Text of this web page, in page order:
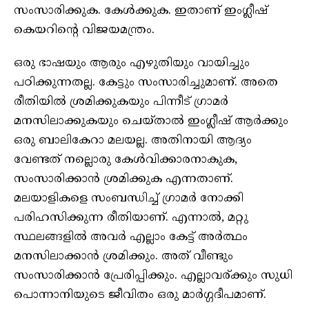
സംസാരിക്കുക. കേൾക്കുക. ഇതാണ് ഇംഗ്ലീഷ്
കെയറിന്റെ വിജയമന്ത്രം.
ഒരു ഭാഷയും ആരും എഴുതിയും വായിച്ചും
പഠിക്കുന്നതല്ല. കേട്ടും സംസാരിച്ചുമാണ്. അതെ
രീതിയിൽ ശ്രമിക്കുകയും പിന്നീട് ഗ്രാമർ
മനസിലാക്കുകയും ചെയ്‌താൽ ഇംഗ്ലീഷ് ആർക്കും
ഒരു ബാലികേറാ മലയല്ല. അതിനായി ആദ്യം
വേണ്ടത് നല്ലൊരു കേൾവിക്കാരനാകുക,
സംസാരിക്കാൻ ശ്രമിക്കുക എന്നതാണ്.
മലയാളികളെ സംബന്ധിച്ച് ഗ്രാമർ നോക്കി
പരിഹസിക്കുന്ന രീതിയാണ്. എന്നാൽ, മറ്റു
സ്ഥലങ്ങളിൽ അവർ എല്ലാം കേട്ട് അർത്ഥം
മനസിലാക്കാൻ ശ്രമിക്കും. അത് വീണ്ടും
സംസാരിക്കാൻ പ്രേരിപ്പിക്കും. എല്ലാവര്ക്കും സുധി
പൊന്നാനിയുടെ ജീവിതം ഒരു മാർഗ്ഗദീപമാണ്.